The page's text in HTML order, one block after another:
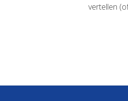
vertellen